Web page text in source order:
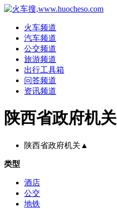
火车频道
汽车频道
公交频道
旅游频道
出行工具箱
问答频道
资讯频道
陕西省政府机关
陕西省政府机关 ▲
类型
酒店
公交
地铁